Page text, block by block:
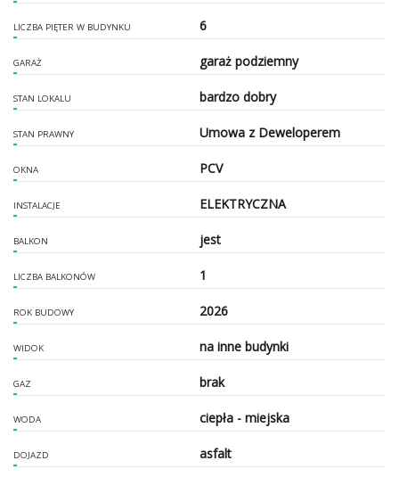
LICZBA PIĘTER W BUDYNKU 6
GARAŻ garaż podziemny
STAN LOKALU bardzo dobry
STAN PRAWNY Umowa z Deweloperem
OKNA PCV
INSTALACJE ELEKTRYCZNA
BALKON jest
LICZBA BALKONÓW 1
ROK BUDOWY 2026
WIDOK na inne budynki
GAZ brak
WODA ciepła - miejska
DOJAZD asfalt